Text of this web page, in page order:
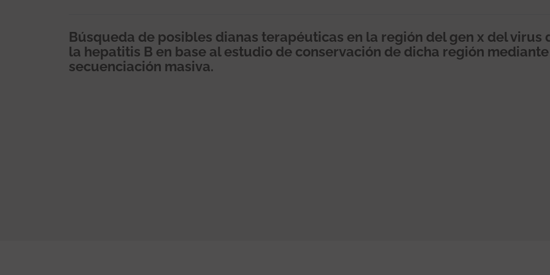
Búsqueda de posibles dianas terapéuticas en la región del gen x del virus
la hepatitis B en base al estudio de conservación de dicha región mediante
secuenciación masiva.